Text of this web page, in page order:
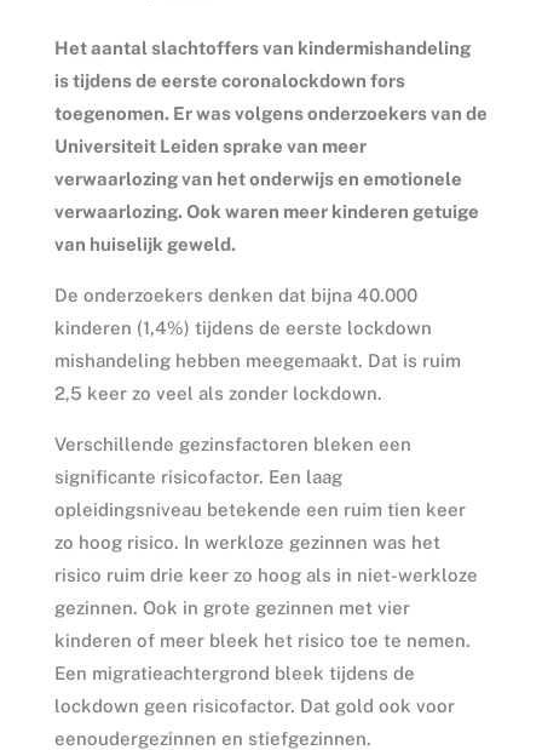
Het aantal slachtoffers van kindermishandeling
is tijdens de eerste coronalockdown fors
toegenomen. Er was volgens onderzoekers van de
Universiteit Leiden sprake van meer
verwaarlozing van het onderwijs en emotionele
verwaarlozing. Ook waren meer kinderen getuige
van huiselijk geweld.
De onderzoekers denken dat bijna 40.000
kinderen (1,4%) tijdens de eerste lockdown
mishandeling hebben meegemaakt. Dat is ruim
2,5 keer zo veel als zonder lockdown.
Verschillende gezinsfactoren bleken een
significante risicofactor. Een laag
opleidingsniveau betekende een ruim tien keer
zo hoog risico. In werkloze gezinnen was het
risico ruim drie keer zo hoog als in niet-werkloze
gezinnen. Ook in grote gezinnen met vier
kinderen of meer bleek het risico toe te nemen.
Een migratieachtergrond bleek tijdens de
lockdown geen risicofactor. Dat gold ook voor
eenoudergezinnen en stiefgezinnen.